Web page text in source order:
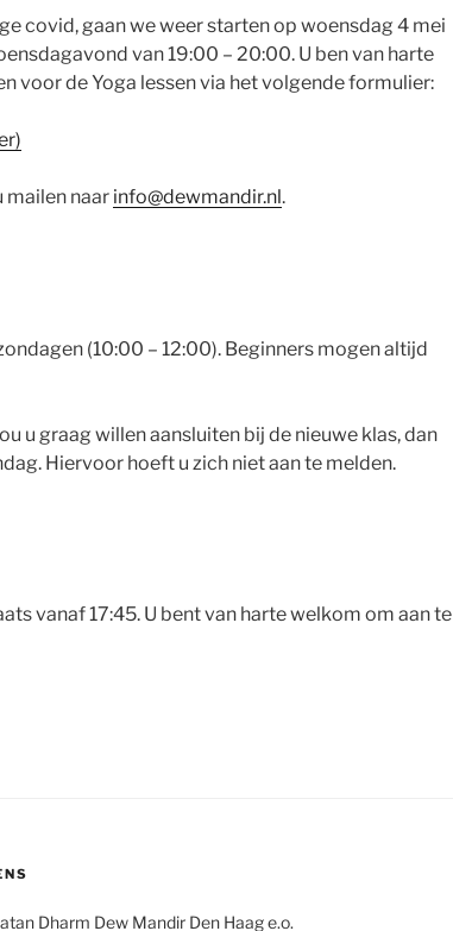
covid, gaan we weer starten op woensdag 4 mei
van 19:00 – 20:00. U ben van harte
voor de Yoga lessen via het volgende formulier:
mailen naar info@dewmandir.nl.
(10:00 – 12:00). Beginners mogen altijd
u graag willen aansluiten bij de nieuwe klas, dan
Hiervoor hoeft u zich niet aan te melden.
vanaf 17:45. U bent van harte welkom om aan te
Dharm Dew Mandir Den Haag e.o.